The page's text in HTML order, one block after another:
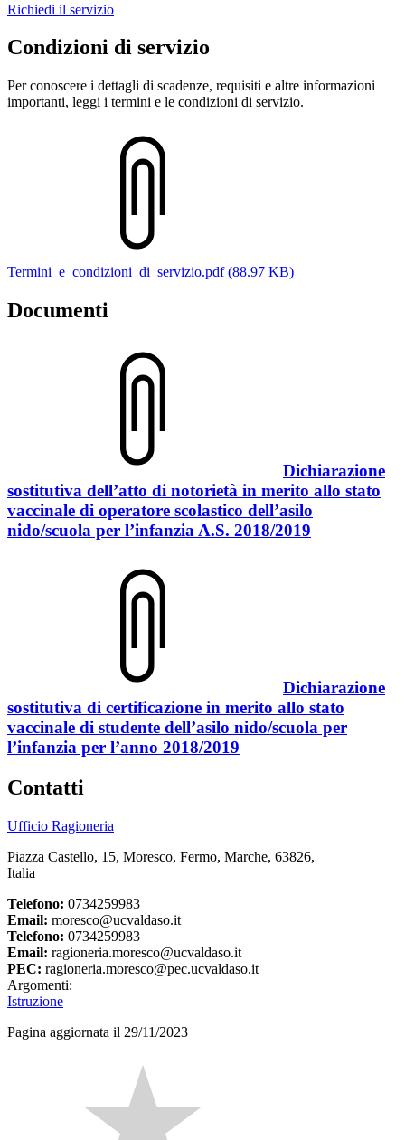
Richiedi il servizio
Condizioni di servizio
Per conoscere i dettagli di scadenze, requisiti e altre informazioni
importanti, leggi i termini e le condizioni di servizio.
Termini_e_condizioni_di_servizio.pdf (88.97 KB)
Documenti
Dichiarazione
sostitutiva dell’atto di notorietà in merito allo stato
vaccinale di operatore scolastico dell’asilo
nido/scuola per l’infanzia A.S. 2018/2019
Dichiarazione
sostitutiva di certificazione in merito allo stato
vaccinale di studente dell’asilo nido/scuola per
l’infanzia per l’anno 2018/2019
Contatti
Ufficio Ragioneria
Piazza Castello, 15, Moresco, Fermo, Marche, 63826,
Italia
Telefono: 0734259983
Email: moresco@ucvaldaso.it
Telefono: 0734259983
Email: ragioneria.moresco@ucvaldaso.it
PEC: ragioneria.moresco@pec.ucvaldaso.it
Argomenti:
Istruzione
Pagina aggiornata il 29/11/2023